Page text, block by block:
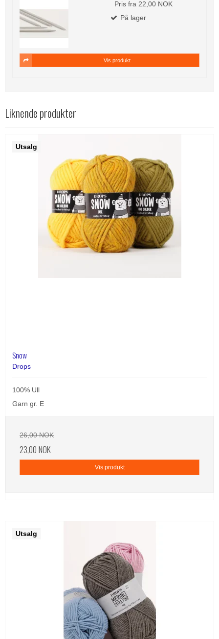
Pris fra 22,00 NOK
På lager
Vis produkt
Liknende produkter
Utsalg
Snow
Drops
100% Ull
Garn gr. E
26,00 NOK
23,00 NOK
Vis produkt
Utsalg